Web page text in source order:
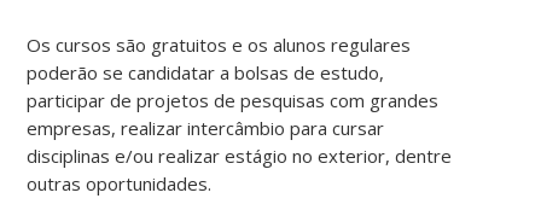
Os cursos são gratuitos e os alunos regulares
poderão se candidatar a bolsas de estudo,
participar de projetos de pesquisas com grandes
empresas, realizar intercâmbio para cursar
disciplinas e/ou realizar estágio no exterior, dentre
outras oportunidades.